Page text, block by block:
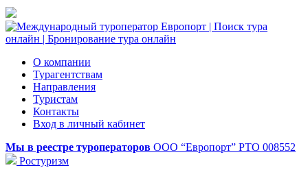
О компании
Турагентствам
Направления
Туристам
Контакты
Вход в личный кабинет
Мы в реестре туроператоров ООО “Европорт” РТО 008552
Ростуризм